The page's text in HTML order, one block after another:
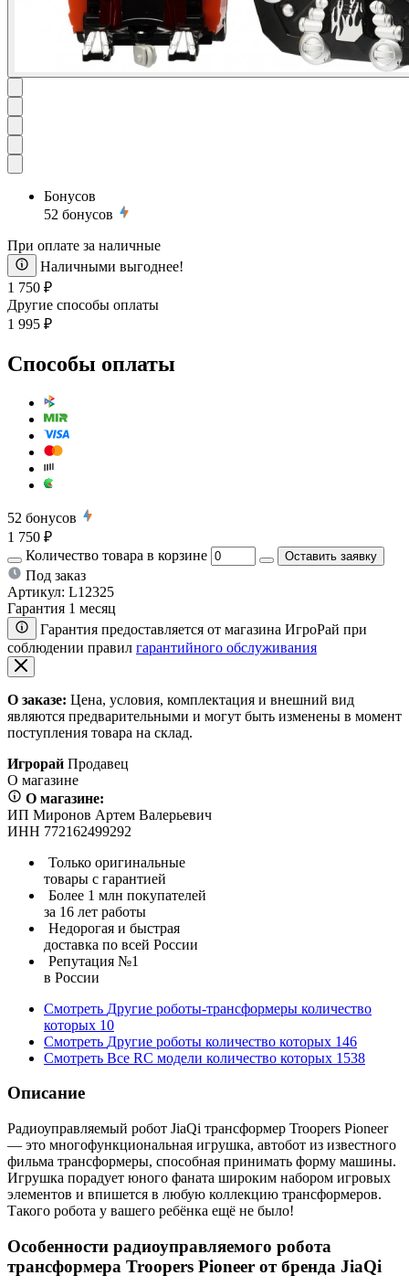
Бонусов
52 бонусов
При оплате за наличные
Наличными выгоднее!
1 750 ₽
Другие способы оплаты
1 995 ₽
Способы оплаты
52 бонусов
1 750 ₽
Количество товара в корзине
Оставить заявку
Под заказ
Артикул: L12325
Гарантия 1 месяц
Гарантия предоставляется от магазина ИгроРай при
соблюдении правил гарантийного обслуживания
О заказе: Цена, условия, комплектация и внешний вид
являются предварительными и могут быть изменены в момент
поступления товара на склад.
Игрорай Продавец
О магазине
О магазине:
ИП Миронов Артем Валерьевич
ИНН 772162499292
Только оригинальные
товары с гарантией
Более 1 млн покупателей
за 16 лет работы
Недорогая и быстрая
доставка по всей России
Репутация №1
в России
Смотреть Другие роботы-трансформеры количество
которых 10
Смотреть Другие роботы количество которых 146
Смотреть Все RC модели количество которых 1538
Описание
Радиоуправляемый робот JiaQi трансформер Troopers Pioneer
— это многофункциональная игрушка, автобот из известного
фильма трансформеры, способная принимать форму машины.
Игрушка порадует юного фаната широким набором игровых
элементов и впишется в любую коллекцию трансформеров.
Такого робота у вашего ребёнка ещё не было!
Особенности радиоуправляемого робота
трансформера Troopers Pioneer от бренда JiaQi